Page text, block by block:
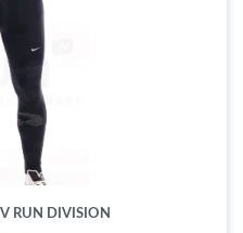
RUN DIVISION